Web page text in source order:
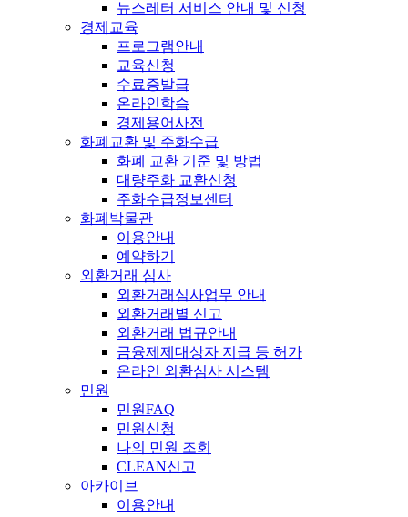
뉴스레터 서비스 안내 및 신청
경제교육
프로그램안내
교육신청
수료증발급
온라인학습
경제용어사전
화폐교환 및 주화수급
화폐 교환 기준 및 방법
대량주화 교환신청
주화수급정보센터
화폐박물관
이용안내
예약하기
외환거래 심사
외환거래심사업무 안내
외환거래별 신고
외환거래 법규안내
금융제제대상자 지급 등 허가
온라인 외환심사 시스템
민원
민원FAQ
민원신청
나의 민원 조회
CLEAN신고
아카이브
이용안내